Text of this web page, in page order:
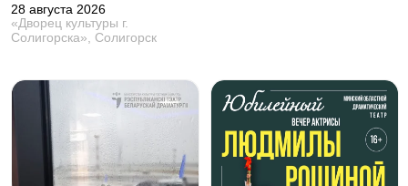
28 августа 2026
«Дворец культуры г.
Солигорска», Солигорск